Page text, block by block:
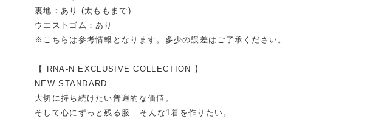
裏地：あり (太ももまで)
ウエストゴム：あり
※こちらは参考情報となります。多少の誤差はご了承ください。
【 RNA-N EXCLUSIVE COLLECTION 】
NEW STANDARD
大切に持ち続けたい普遍的な価値。
そして心にずっと残る服...そんな1着を作りたい。